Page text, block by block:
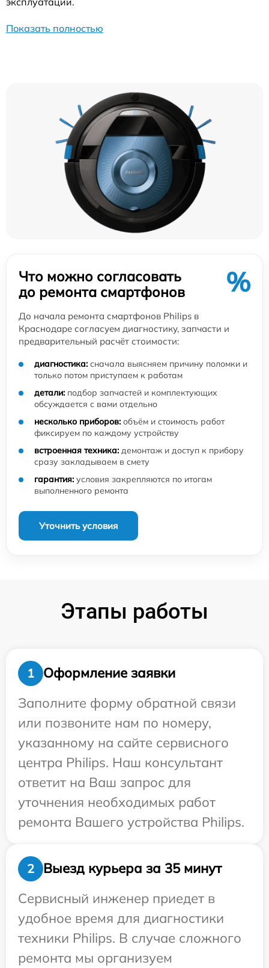
Показать полностью
Что можно согласовать
до ремонта смартфонов
%
До начала ремонта смартфонов Philips в
Краснодаре согласуем диагностику, запчасти и
предварительный расчёт стоимости:
диагностика: сначала выясняем причину поломки и
только потом приступаем к работам
детали: подбор запчастей и комплектующих
обсуждается с вами отдельно
несколько приборов: объём и стоимость работ
фиксируем по каждому устройству
встроенная техника: демонтаж и доступ к прибору
сразу закладываем в смету
гарантия: условия закрепляются по итогам
выполненного ремонта
Уточнить условия
Этапы работы
1
Оформление заявки
Заполните форму обратной связи
или позвоните нам по номеру,
указанному на сайте сервисного
центра Philips. Наш консультант
ответит на Ваш запрос для
уточнения необходимых работ
ремонта Вашего устройства Philips.
2
Выезд курьера за 35 минут
Сервисный инженер приедет в
удобное время для диагностики
техники Philips. В случае сложного
ремонта мы организуем